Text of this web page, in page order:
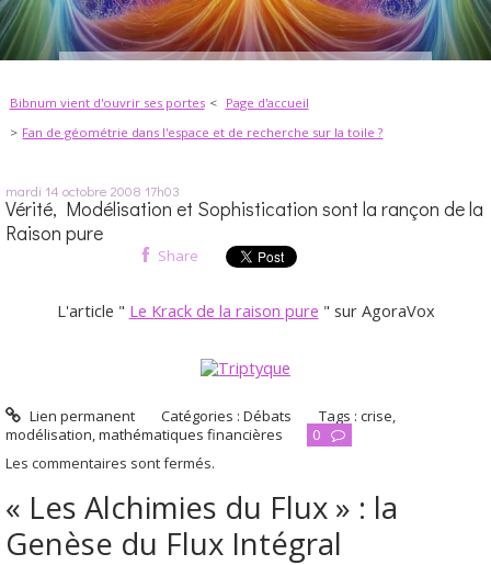
Bibnum vient d'ouvrir ses portes
Page d'accueil
Fan de géométrie dans l'espace et de recherche sur la toile ?
mardi 14 octobre 2008 17h03
Vérité, Modélisation et Sophistication sont la rançon de la
Raison pure
Share
L'article " Le Krack de la raison pure " sur AgoraVox
Lien permanent Catégories :Débats Tags :crise,
modélisation,mathématiques financières
0
Les commentaires sont fermés.
« Les Alchimies du Flux » : la
Genèse du Flux Intégral